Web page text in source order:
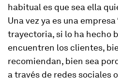
habitual es que sea ella
Una vez ya es una empresa
trayectoria, si lo ha hecho
encuentren los clientes,
recomiendan, bien sea
a través de redes sociales